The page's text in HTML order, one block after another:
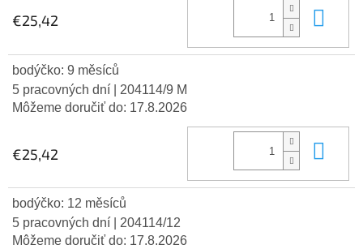
€25,42
bodýčko: 9 měsíců
5 pracovných dní
| 204114/9 M
Môžeme doručiť do: 17.8.2026
€25,42
bodýčko: 12 měsíců
5 pracovných dní
| 204114/12
Môžeme doručiť do: 17.8.2026